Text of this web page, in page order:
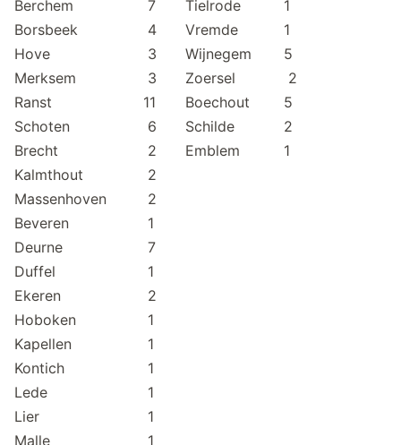
Berchem
7 Tielrode
1
Borsbeek
4 Vremde
1
Hove
3 Wijnegem
5
Merksem
3 Zoersel
2
Ranst
11 Boechout
5
Schoten
6 Schilde
2
Brecht
2 Emblem
1
Kalmthout
2
Massenhoven
2
Beveren
1
Deurne
7
Duffel
1
Ekeren
2
Hoboken
1
Kapellen
1
Kontich
1
Lede
1
Lier
1
Malle
1